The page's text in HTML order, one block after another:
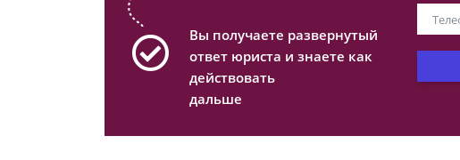
Вы получаете развернутый
ответ юриста и знаете как
действовать
дальше